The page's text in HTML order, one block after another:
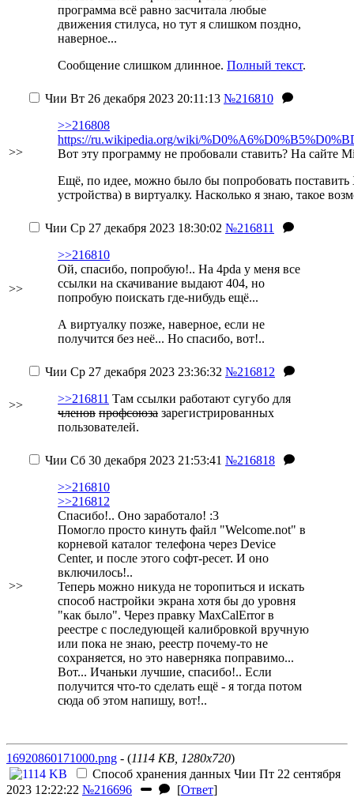
программа всё равно засчитала любые
движения стилуса, но тут я слишком поздно,
наверное...
Сообщение слишком длинное. Полный текст.
>>
Чии Вт 26 декабря 2023 20:11:13 №216810
>>216808
https://ru.wikipedia.org/wiki/
Вот эту программу не пробовали ставить? На сайте
Ещё, по идее, можно было бы попробовать
устройства) в виртуалку. Насколько я знаю, такое
>>
Чии Ср 27 декабря 2023 18:30:02 №216811
>>216810
Ой, спасибо, попробую!.. На 4pda у меня все
ссылки на скачивание выдают 404, но
попробую поискать где-нибудь ещё...
А виртуалку позже, наверное, если не
получится без неё... Но спасибо, вот!..
>>
Чии Ср 27 декабря 2023 23:36:32 №216812
>>216811 Там ссылки работают сугубо для
членов профсоюза зарегистрированных
пользователей.
>>
Чии Сб 30 декабря 2023 21:53:41 №216818
>>216810
>>216812
Спасибо!.. Оно заработало! :3
Помогло просто кинуть файл "Welcome.not" в
корневой каталог телефона через Device
Center, и после этого софт-ресет. И оно
включилось!..
Теперь можно никуда не торопиться и искать
способ настройки экрана хотя бы до уровня
"как было". Через правку MaxCalError в
реестре с последующей калибровкой вручную
или пока не знаю, реестр почему-то не
сохраняется, но это наверняка поправимо...
Вот... Ичаньки лучшие, спасибо!.. Если
получится что-то сделать ещё - я тогда потом
сюда об этом напишу, вот!..
16920860171000.png - (1114 KB, 1280x720)
Способ хранения данных Чии Пт 22 сентября
2023 12:22:22 №216696 [Ответ]